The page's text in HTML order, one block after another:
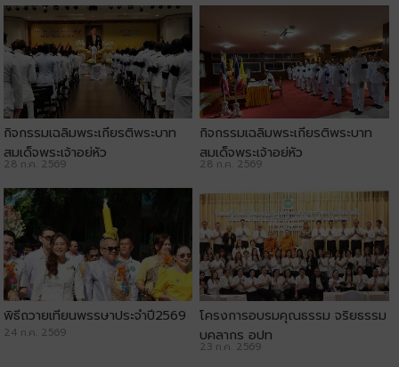
กิจกรรมเฉลิมพระเกียรติพระบาท
สมเด็จพระเจ้าอยู่หัว
28 ก.ค. 2569
กิจกรรมเฉลิมพระเกียรติพระบาท
สมเด็จพระเจ้าอยู่หัว
28 ก.ค. 2569
พิธีถวายเทียนพรรษาประจำปี2569
24 ก.ค. 2569
โครงการอบรมคุณธรรม จริยธรรม
บุคลากร อปท
23 ก.ค. 2569